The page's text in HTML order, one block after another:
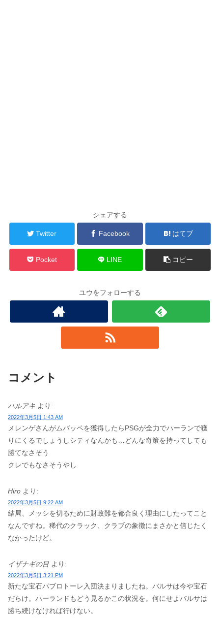
シェアする
Twitter Facebook はてブ
Pocket LINE コピー
ユウをフォローする
コメント
ハルアキ より:
2022年3月5日 1:43 AM
メレンゲさんがムバッペを獲得したらPSGが全力でハーランで獲
りにくるでしょうしシティなんかも…どんな奇策を持ってしても
勝てなさそう
クレでもなさそうやし
Hiro より:
2022年3月5日 9:22 AM
結局、メッシを切るために財政難を都合良く理由にしたってこと
なんですね。稀代のクラック、クラブの象徴にまさかと信じたく
なかったけど。
イザナギの目 より:
2022年3月5日 3:21 PM
新たな宝石パブロトーレ入団決まりましたね。バルサは今や宝石
だらけ。ハーランドもどう見るかこの状況を。何にせよバルサは
勝ち続けなければ行けない。